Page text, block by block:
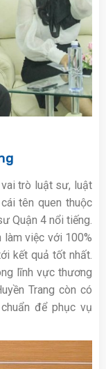
trò luật sư, luật
tên quen thuộc
Quận 4 nổi tiếng.
làm việc với 100%
kết quả tốt nhất.
lĩnh vực thương
Trang còn có
để phục vụ